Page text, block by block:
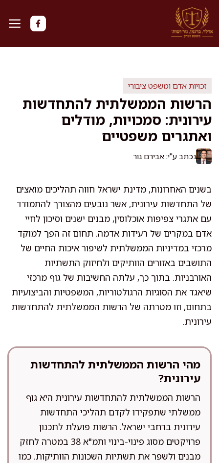
לדלג
לתוכן
זכויות אדם ומשפט ציבורי
הרשות הממשלתית להתחדשות
עירונית: סמכויות, מודלים
ואתגרים משפטיים
נכתב ע"י: אבירם גור
בשנים האחרונות, מדינת ישראל חווה תהליכים מואצים
של התחדשות עירונית, אשר נובעים מהצורך להתמודד
עם אתגרי צפיפות אוכלוסין, מבנים ישנים וסיכון לחיי
אדם במקרים של רעידות אדמה. תחום זה הפך למוקד
מרכזי במדיניות הממשלתית לשיפור איכות החיים של
התושבים באזורים הוותיקים ולחיזוק התשתיות
האורבניות. בתוך כך, עלתה החשיבות של גוף מרכזי
שיאגד את הסוגיות הרגולטוריות, המשפטיות והביצועיות
בתחום, וזו מטרתה של הרשות הממשלתית להתחדשות
עירונית.
מהי הרשות הממשלתית להתחדשות
עירונית?
הרשות הממשלתית להתחדשות עירונית היא גוף
ממשלתי שתפקידו לקדם תהליכי התחדשות
עירונית ברחבי ישראל. הרשות פועלת לתכנון
פרויקטים מסוג פינוי-בינוי ותמ"א 38 במטרה לחזק
מבנים ולשפר את תשתיות השכונות הוותיקות. כמו